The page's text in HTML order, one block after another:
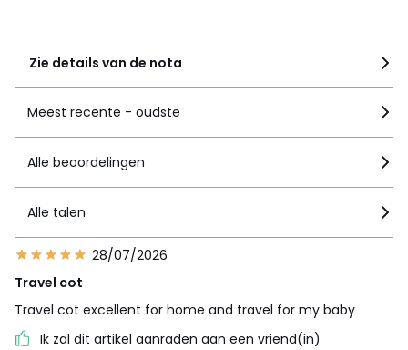
Zie details van de nota
Meest recente - oudste
Alle beoordelingen
Alle talen
28/07/2026
Travel cot
Travel cot excellent for home and travel for my baby
Ik zal dit artikel aanraden aan een vriend(in)